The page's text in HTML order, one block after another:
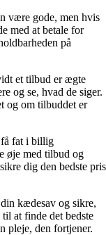
være gode, men hvis
med at betale for
på
et tilbud er ægte
og se, hvad de siger.
og om tilbuddet er
få fat i billig
øje med tilbud og
dig den bedste pris
kædesav og sikre,
at finde det bedste
pleje, den fortjener.